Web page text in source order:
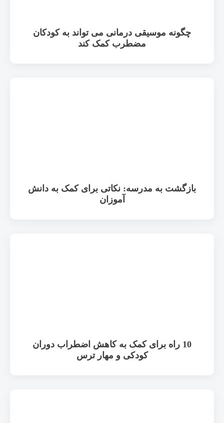
چگونه موسیقی درمانی می تواند به کودکان
مضطرب کمک کند
بازگشت به مدرسه: نکاتی برای کمک به دانش
آموزان
10 راه برای کمک به کاهش اضطراب دوران
کودکی و مهار ترس